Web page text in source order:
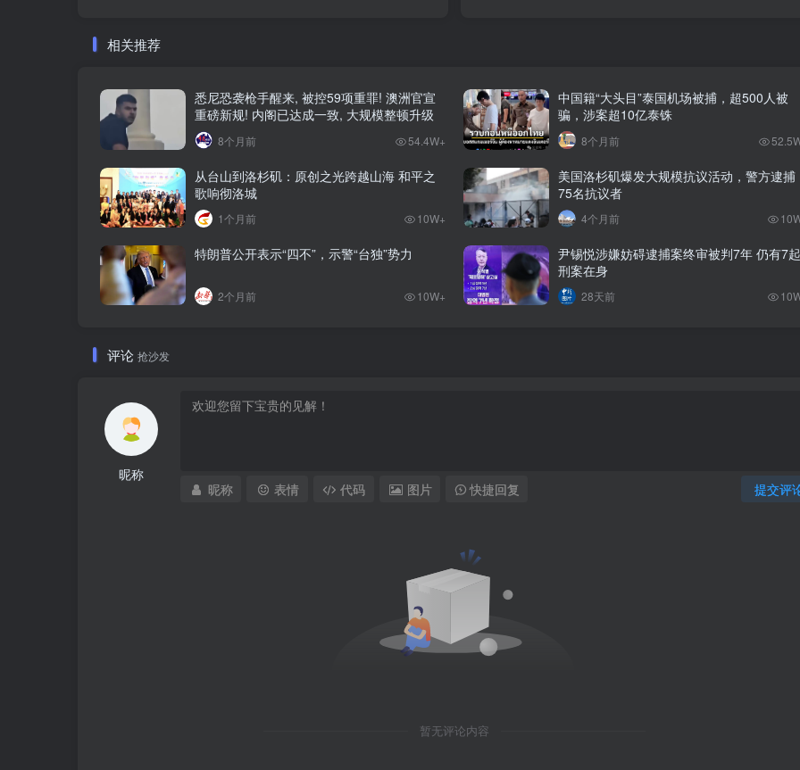
相关推荐
悉尼恐袭枪手醒来, 被控59项重罪! 澳洲官宣
重磅新规! 内阁已达成一致, 大规模整顿升级
8个月前 54.4W+
中国籍“大头目”泰国机场被捕，超500人被
骗，涉案超10亿泰铢
8个月前
从台山到洛杉矶：原创之光跨越山海 和平之
歌响彻洛城
1个月前 10W+
美国洛杉矶爆发大规模抗议活动，警方逮捕
75名抗议者
4个月前
特朗普公开表示“四不”，示警“台独”势力
2个月前 10W+
尹锡悦涉嫌妨碍逮捕案终审被判7年 仍有7起
刑案在身
28天前
评论 抢沙发
昵称
提交评
昵称 表情 代码 图片 快捷回复
暂无评论内容